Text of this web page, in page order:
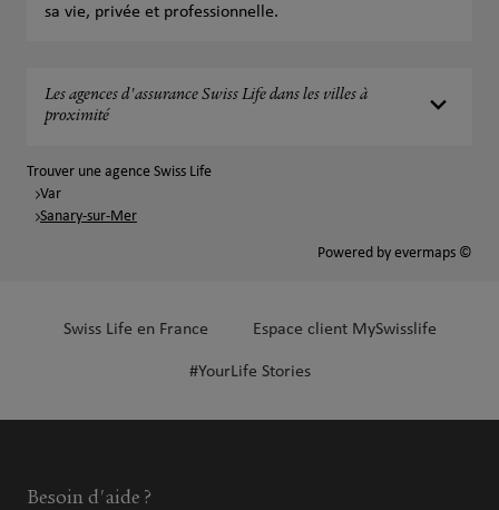
sa vie, privée et professionnelle.
Les agences d'assurance Swiss Life dans les villes à
proximité
Trouver une agence Swiss Life
Var
Sanary-sur-Mer
Powered by evermaps ©
Swiss Life en France Espace client MySwisslife
#YourLife Stories
Besoin d'aide ?